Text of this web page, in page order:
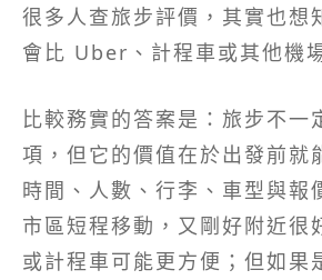
很多人查旅步評價，其實也想
會比 Uber、計程車或其他機
比較務實的答案是：旅步不一
項，但它的價值在於出發前就
時間、人數、行李、車型與報
市區短程移動，又剛好附近很
或計程車可能更方便；但如果